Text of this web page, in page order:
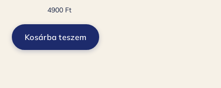
4900 Ft
Kosárba teszem